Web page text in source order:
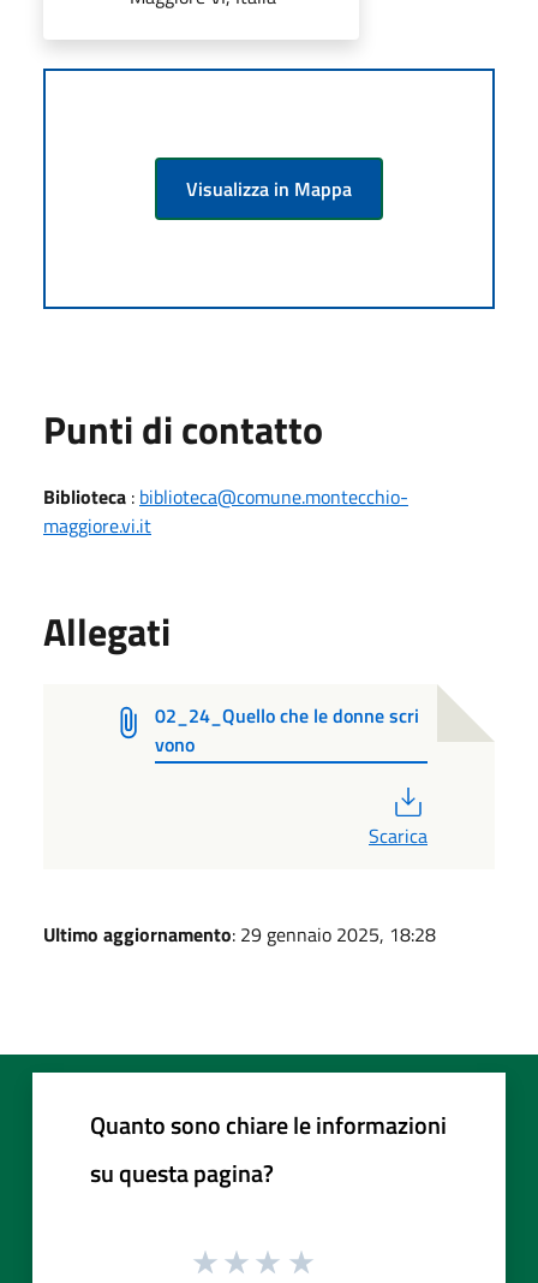
Visualizza in Mappa
Punti di contatto
Biblioteca : biblioteca@comune.montecchio-
maggiore.vi.it
Allegati
02_24_Quello che le donne scri
vono
Scarica
Ultimo aggiornamento: 29 gennaio 2025, 18:28
Quanto sono chiare le informazioni
su questa pagina?